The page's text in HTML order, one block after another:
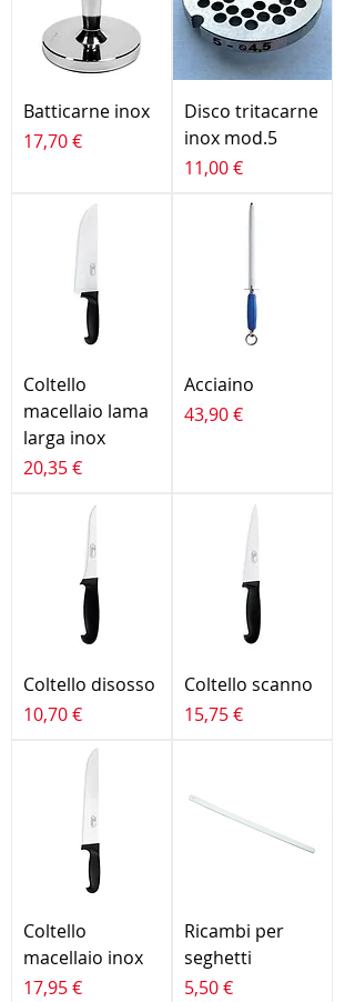
Batticarne inox
Prezzo
17,70 €
Disco tritacarne
inox mod.5
Prezzo
11,00 €
Coltello
macellaio lama
larga inox
Prezzo
20,35 €
Acciaino
Prezzo
43,90 €
Coltello disosso
Prezzo
10,70 €
Coltello scanno
Prezzo
15,75 €
Coltello
macellaio inox
Prezzo
17,95 €
Ricambi per
seghetti
Prezzo
5,50 €